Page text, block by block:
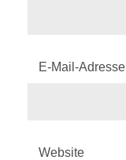
E-Mail-Adresse
Website